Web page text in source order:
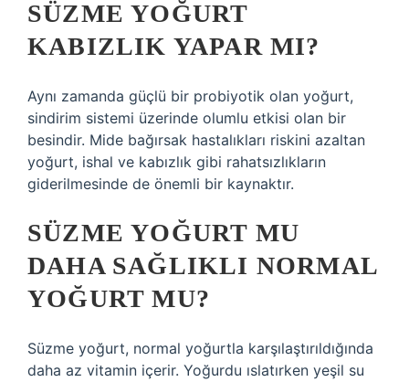
SÜZME YOĞURT
KABIZLIK YAPAR MI?
Aynı zamanda güçlü bir probiyotik olan yoğurt,
sindirim sistemi üzerinde olumlu etkisi olan bir
besindir. Mide bağırsak hastalıkları riskini azaltan
yoğurt, ishal ve kabızlık gibi rahatsızlıkların
giderilmesinde de önemli bir kaynaktır.
SÜZME YOĞURT MU
DAHA SAĞLIKLI NORMAL
YOĞURT MU?
Süzme yoğurt, normal yoğurtla karşılaştırıldığında
daha az vitamin içerir. Yoğurdu ıslatırken yeşil su